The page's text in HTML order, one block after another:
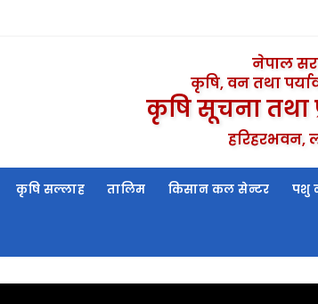
नेपाल
कृषि, वन तथा
कृषि सूचना तथा
हरिहरभवन,
कृषि सल्लाह तालिम किसान कल सेन्टर पशु